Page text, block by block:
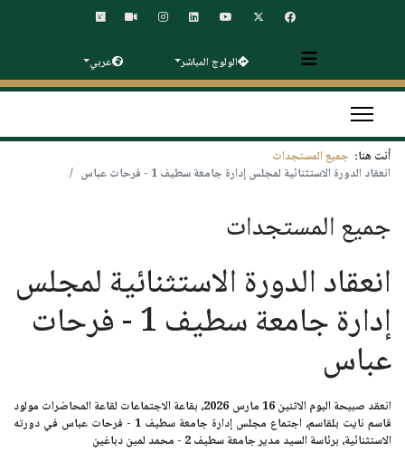
الولوج المباشر عربي
أنت هنا: جميع المستجدات
انعقاد الدورة الاستثنائية لمجلس إدارة جامعة سطيف 1 - فرحات عباس
جميع المستجدات
انعقاد الدورة الاستثنائية لمجلس
إدارة جامعة سطيف 1 - فرحات
عباس
انعقد صبيحة اليومالاثنين 16 مارس 2026،
بقاعة الاجتماعات لقاعة المحاضرات مولود
قاسم نايت بلقاسم، اجتماع مجلس إدارة جامعة سطيف 1 - فرحات عباس في دورته
الاستثنائية، برئاسة السيد مدير جامعة سطيف 2 - محمد لمين دباغين